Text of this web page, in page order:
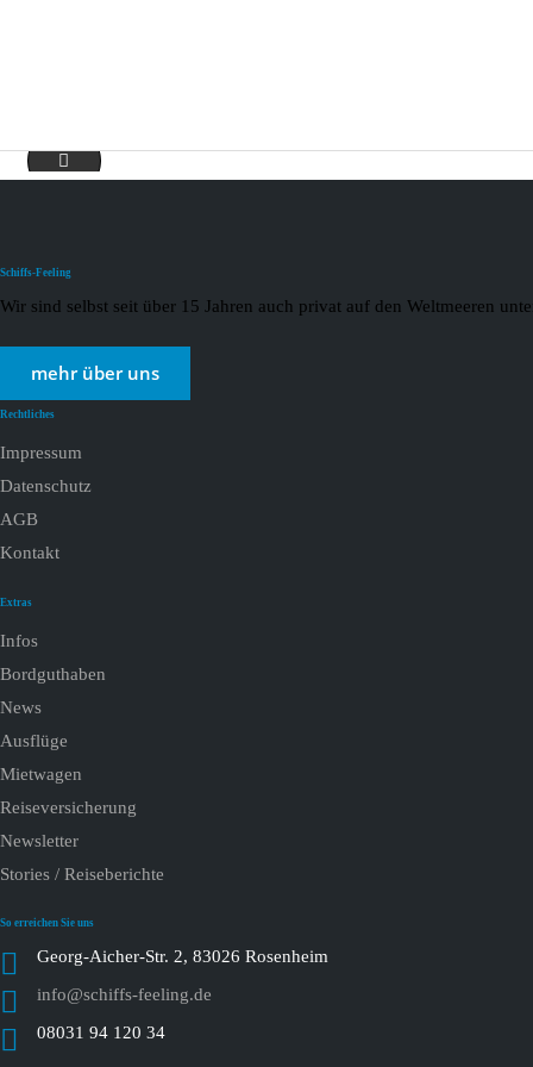
Hurtigruten 06.01 (2)
Schiffs-Feeling
Wir sind selbst seit über 15 Jahren auch privat auf den Weltmeeren
mehr über uns
Rechtliches
Impressum
Datenschutz
AGB
Kontakt
Extras
Infos
Bordguthaben
News
Ausflüge
Mietwagen
Reiseversicherung
Newsletter
Stories / Reiseberichte
So erreichen Sie uns
Georg-Aicher-Str. 2, 83026 Rosenheim
info@schiffs-feeling.de
08031 94 120 34